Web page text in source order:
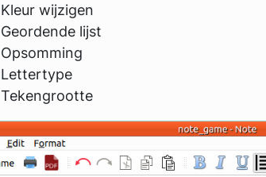
Kleur wijzigen
Geordende lijst
Opsomming
Lettertype
Tekengrootte